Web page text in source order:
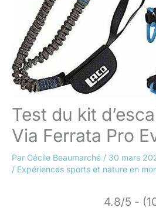
Test du kit
Via Ferrata Pro
Par Cécile Beaumarché / 30 mars
/ Expériences sports et nature en
4.8/5 -